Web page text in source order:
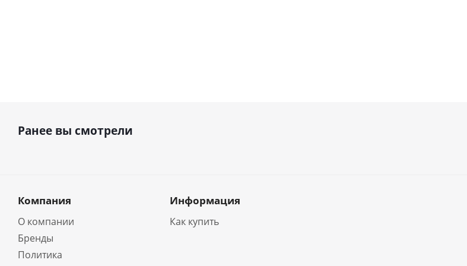
Ранее вы смотрели
Компания
О компании
Бренды
Политика
Информация
Как купить